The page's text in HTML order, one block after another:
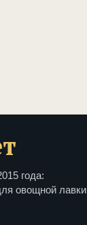
года:
овощной лавки